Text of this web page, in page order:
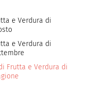
e Verdura di
e Verdura di
Frutta e Verdura di